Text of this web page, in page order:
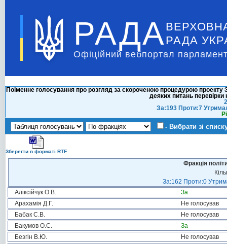
РАДА РАДА
Офіційний вебпортал
Поіменне голосування про розгляд за скороченою процедурою проекту
деяких питань
За:193 Проти:7
- Вибрати зі
Зберегти в форматі RTF
Фракція
За:162 Проти:0
Аліксійчук О.В.
За
Арахамія Д.Г.
Не голосував
Бабак С.В.
Не голосував
Бакумов О.С.
За
Безгін В.Ю.
Не голосував